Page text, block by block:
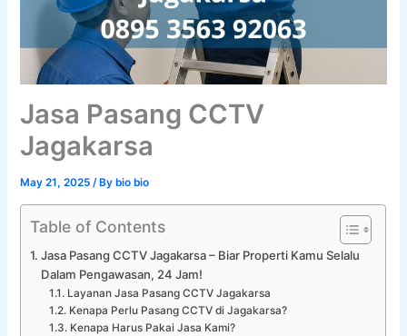
Jasa Pasang CCTV
Jagakarsa
May 21, 2025/ By bio bio
Table of Contents
Jasa Pasang CCTV Jagakarsa – Biar Properti Kamu Selalu
Dalam Pengawasan, 24 Jam!
Layanan Jasa Pasang CCTV Jagakarsa
Kenapa Perlu Pasang CCTV di Jagakarsa?
Kenapa Harus Pakai Jasa Kami?